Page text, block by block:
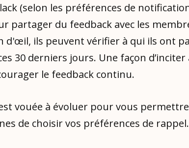
(selon les préférences de
partager du feedback avec les
d'œil, ils peuvent vérifier à qui ils ont
30 derniers jours. Une façon d’inciter
le feedback continu.
vouée à évoluer pour vous
de choisir vos préférences de